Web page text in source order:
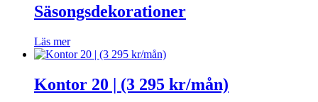
Säsongsdekorationer
Läs mer
Kontor 20 | (3 295 kr/mån)